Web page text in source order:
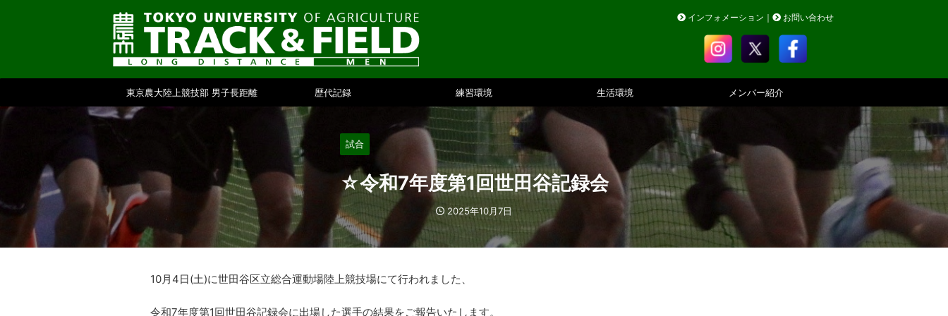
インフォメーション ｜ お問い合わせ
東京農大陸上競技部 男子長距離 歴代記録 練習環境 生活環境 メンバー紹介
試合
☆令和7年度第1回世田谷記録会
2025年10月7日
10月4日(土)に世田谷区立総合運動場陸上競技場にて行われました、
令和7年度第1回世田谷記録会に出場した選手の結果をご報告いたします。